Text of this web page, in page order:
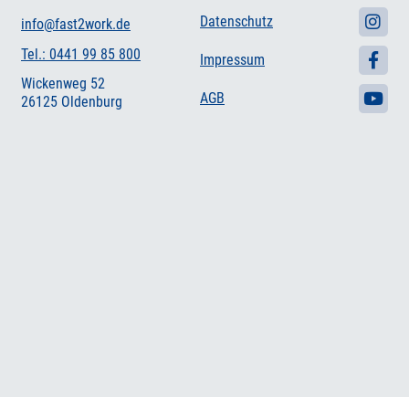
info@fast2work.de
Tel.: 0441 99 85 800
Wickenweg 52
26125 Oldenburg
Datenschutz
Impressum
AGB